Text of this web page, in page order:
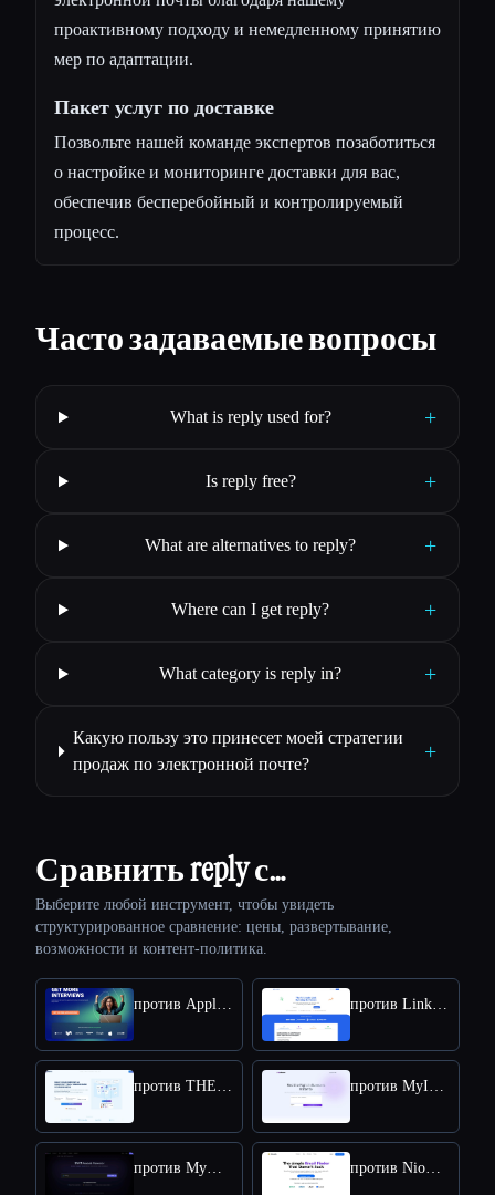
проактивному подходу и немедленному принятию
мер по адаптации.
Пакет услуг по доставке
Позвольте нашей команде экспертов позаботиться
о настройке и мониторинге доставки для вас,
обеспечив бесперебойный и контролируемый
процесс.
Часто задаваемые вопросы
What is reply used for? +
Is reply free? +
What are alternatives to reply? +
Where can I get reply? +
What category is reply in? +
Какую пользу это принесет моей стратегии
продаж по электронной почте?
+
Сравнить reply с…
Выберите любой инструмент, чтобы увидеть
структурированное сравнение: цены, развертывание,
возможности и контент-политика.
против ApplyPass против LinkDR
против THEO: Context-aware Strategic Co-Pilot против MyInfluencer
против MyMap.AI Swot Analysis Generator против NioLeads